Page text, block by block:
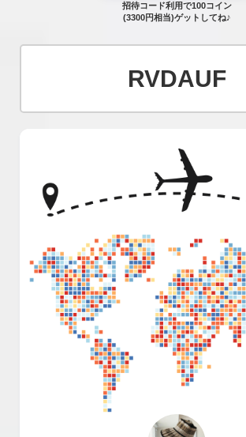
招待コード利用で100コイン
(3300円相当)ゲットしてね♪
RVDAUF